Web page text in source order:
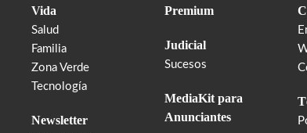
Vida
Salud
Familia
Zona Verde
Tecnología
Newsletter
Premium
Judicial
Sucesos
MediaKit para
Anunciantes